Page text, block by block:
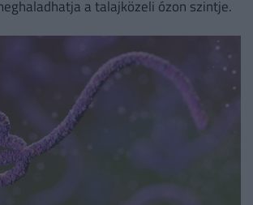
a talajközeli ózon szintje.